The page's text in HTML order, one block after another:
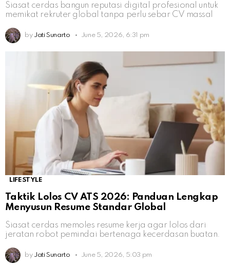
Siasat cerdas bangun reputasi digital profesional untuk
memikat rekruter global tanpa perlu sebar CV massal
by Jati Sunarto June 5, 2026, 6:31 pm
LIFESTYLE
Taktik Lolos CV ATS 2026: Panduan Lengkap
Menyusun Resume Standar Global
Siasat cerdas memoles resume kerja agar lolos dari
jeratan robot pemindai bertenaga kecerdasan buatan.
by Jati Sunarto June 5, 2026, 5:03 pm